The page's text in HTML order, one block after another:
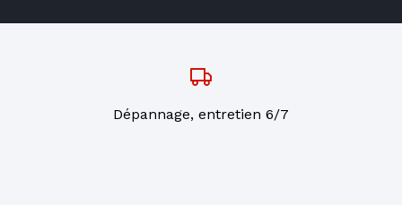
Dépannage, entretien 6/7